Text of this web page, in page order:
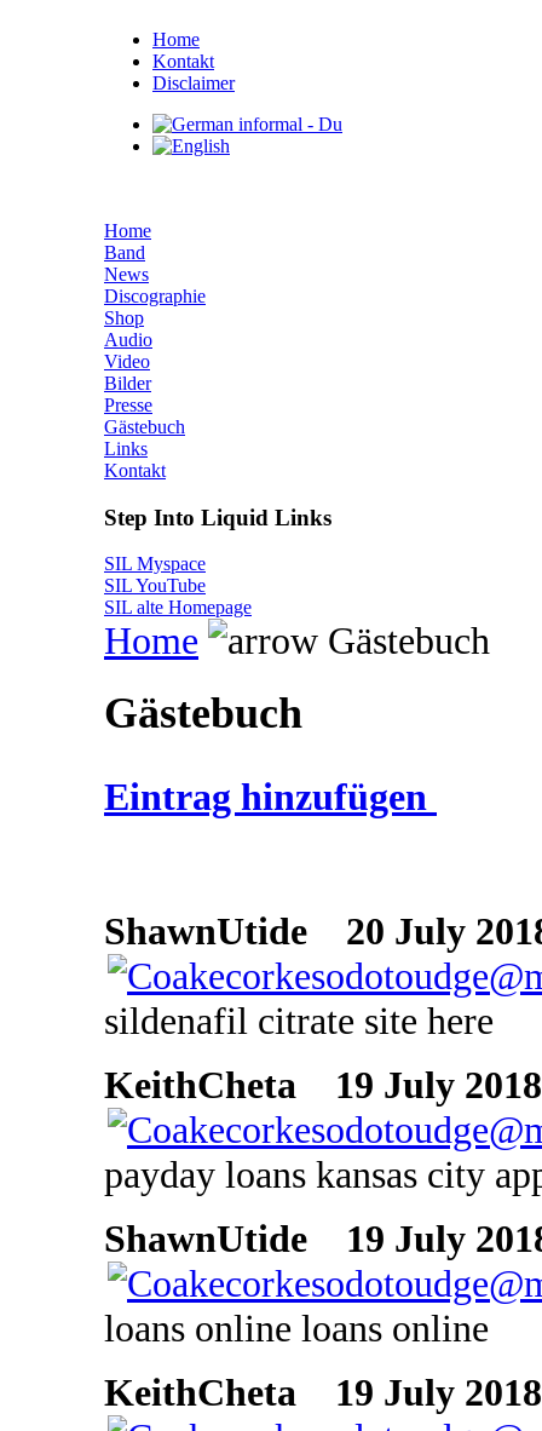
Home
Kontakt
Disclaimer
Home
Band
News
Discographie
Shop
Audio
Video
Bilder
Presse
Gästebuch
Links
Kontakt
Step Into Liquid Links
SIL Myspace
SIL YouTube
SIL alte Homepage
Home Gästebuch
Gästebuch
Eintrag hinzufügen
ShawnUtide 20 July
sildenafil citrate site here
KeithCheta
19 July
payday loans kansas city
ShawnUtide
19 July
loans online loans online
KeithCheta
19 July